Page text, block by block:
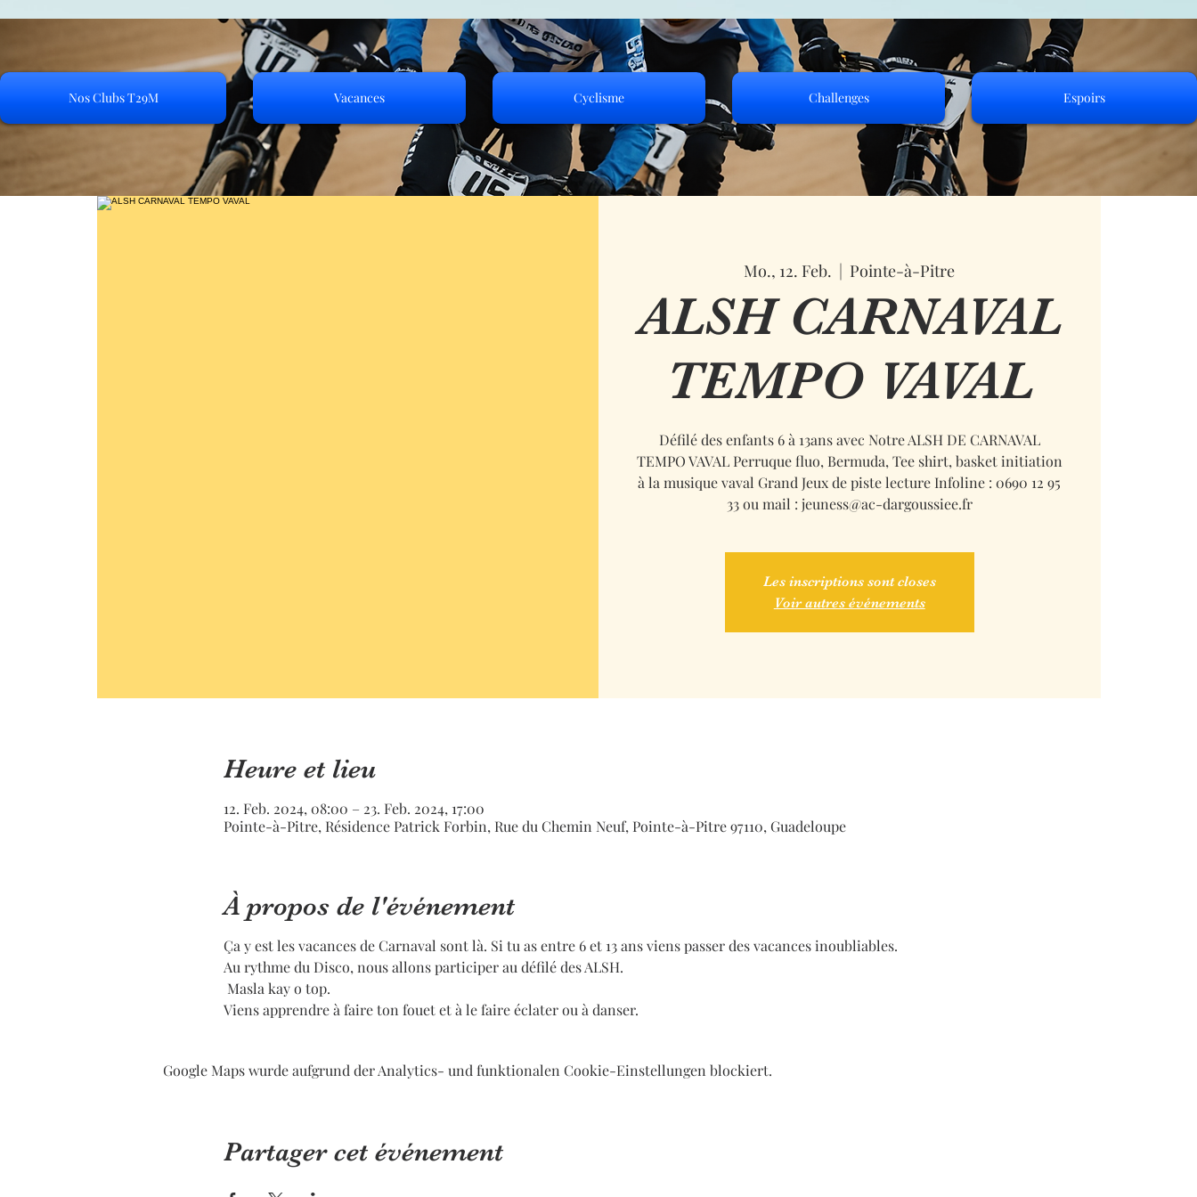
Nos Clubs T29M Vacances Cyclisme Challenges Espoirs
Mo., 12. Feb.
  |
Pointe-à-Pitre
ALSH CARNAVAL
TEMPO VAVAL
Défilé des enfants 6 à 13ans avec Notre ALSH DE CARNAVAL
TEMPO VAVAL Perruque fluo, Bermuda, Tee shirt, basket initiation
à la musique vaval Grand Jeux de piste lecture Infoline : 0690 12 95
33 ou mail : jeuness@ac-dargoussiee.fr
Les inscriptions sont closes
Voir autres événements
Heure et lieu
12. Feb. 2024, 08:00 – 23. Feb. 2024, 17:00
Pointe-à-Pitre, Résidence Patrick Forbin, Rue du Chemin Neuf, Pointe-à-Pitre 97110, Guadeloupe
À propos de l'événement
Ça y est les vacances de Carnaval sont là. Si tu as entre 6 et 13 ans viens passer des vacances inoubliables.
Au rythme du Disco, nous allons participer au défilé des ALSH.
Masla kay o top.
Viens apprendre à faire ton fouet et à le faire éclater ou à danser.
Google Maps wurde aufgrund der Analytics- und funktionalen Cookie-Einstellungen blockiert.
Partager cet événement